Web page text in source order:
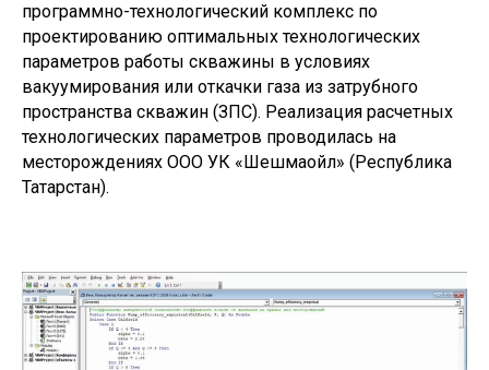
программно-технологический комплекс по
проектированию оптимальных технологических
параметров работы скважины в условиях
вакуумирования или откачки газа из затрубного
пространства скважин (ЗПС). Реализация расчетных
технологических параметров проводилась на
месторождениях ООО УК «Шешмаойл» (Республика
Татарстан).